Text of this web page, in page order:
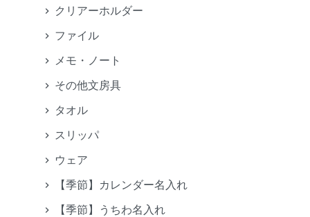
クリアーホルダー
ファイル
メモ・ノート
その他文房具
タオル
スリッパ
ウェア
【季節】カレンダー名入れ
【季節】うちわ名入れ